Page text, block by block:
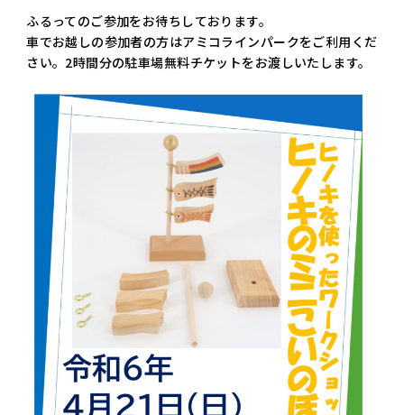
ふるってのご参加をお待ちしております。
車でお越しの参加者の方はアミコラインパークをご利用くだ
さい。2時間分の駐車場無料チケットをお渡しいたします。